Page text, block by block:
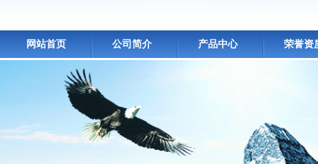
网站首页 公司简介 产品中心 荣誉资